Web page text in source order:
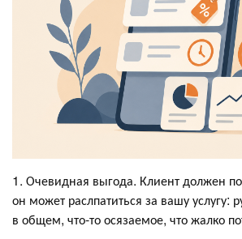
1. Очевидная выгода. Клиент должен
он может раслпатиться за вашу услугу:
в общем, что-то осязаемое, что жалко